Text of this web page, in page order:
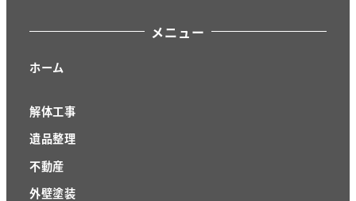
メニュー
ホーム
解体工事
遺品整理
不動産
外壁塗装